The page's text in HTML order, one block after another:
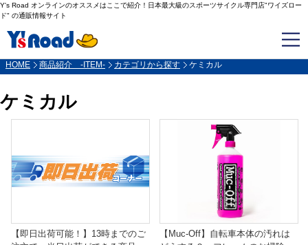
Y's Road オンラインのオススメはここで紹介！日本最大級のスポーツサイクル専門店"ワイズロー
ド" の通販情報サイト
HOME 商品紹介 -ITEM- カテゴリから探す ケミカル
ケミカル
【即日出荷可能！】13時までのご
【Muc-Off】自転車本体の汚れは